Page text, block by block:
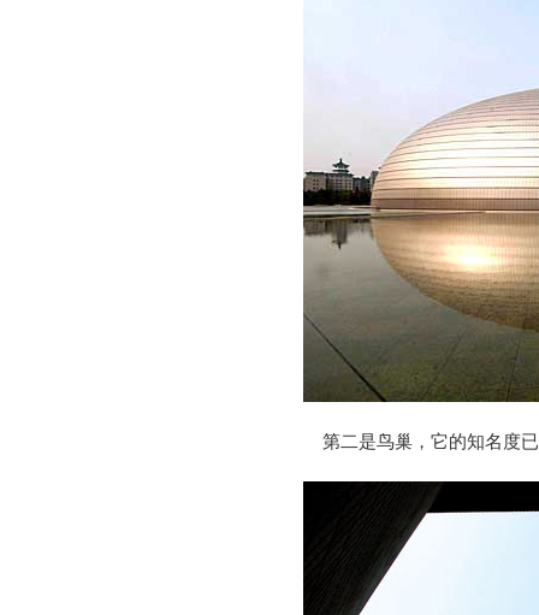
第二是鸟巢，它的知名度